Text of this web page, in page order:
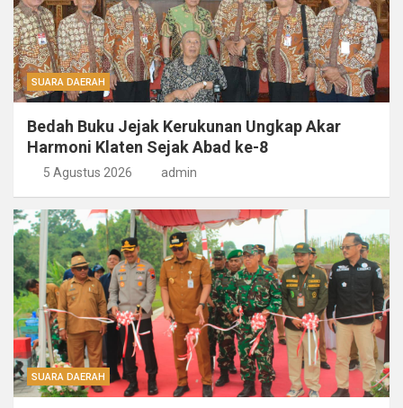
SUARA DAERAH
Bedah Buku Jejak Kerukunan Ungkap Akar
Harmoni Klaten Sejak Abad ke-8
5 Agustus 2026 admin
SUARA DAERAH